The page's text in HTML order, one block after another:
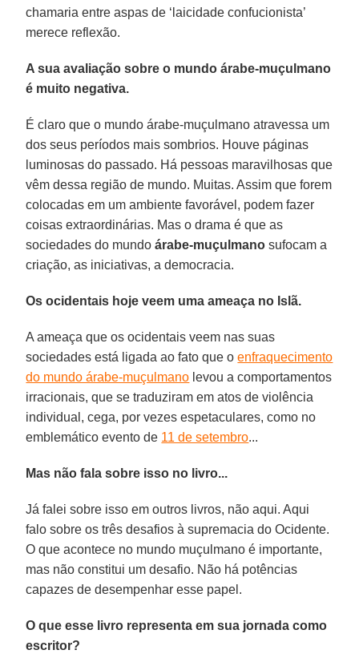
chamaria entre aspas de ‘laicidade confucionista’
merece reflexão.
A sua avaliação sobre o mundo árabe-muçulmano
é muito negativa.
É claro que o mundo árabe-muçulmano atravessa um
dos seus períodos mais sombrios. Houve páginas
luminosas do passado. Há pessoas maravilhosas que
vêm dessa região de mundo. Muitas. Assim que forem
colocadas em um ambiente favorável, podem fazer
coisas extraordinárias. Mas o drama é que as
sociedades do mundoárabe-muçulmano sufocam a
criação, as iniciativas, a democracia.
Os ocidentais hoje veem uma ameaça no Islã.
A ameaça que os ocidentais veem nas suas
sociedades está ligada ao fato que oenfraquecimento
do mundo árabe-muçulmano levou a comportamentos
irracionais, que se traduziram em atos de violência
individual, cega, por vezes espetaculares, como no
emblemático evento de 11 de setembro...
Mas não fala sobre isso no livro...
Já falei sobre isso em outros livros, não aqui. Aqui
falo sobre os três desafios à supremacia do Ocidente.
O que acontece no mundo muçulmano é importante,
mas não constitui um desafio. Não há potências
capazes de desempenhar esse papel.
O que esse livro representa em sua jornada como
escritor?